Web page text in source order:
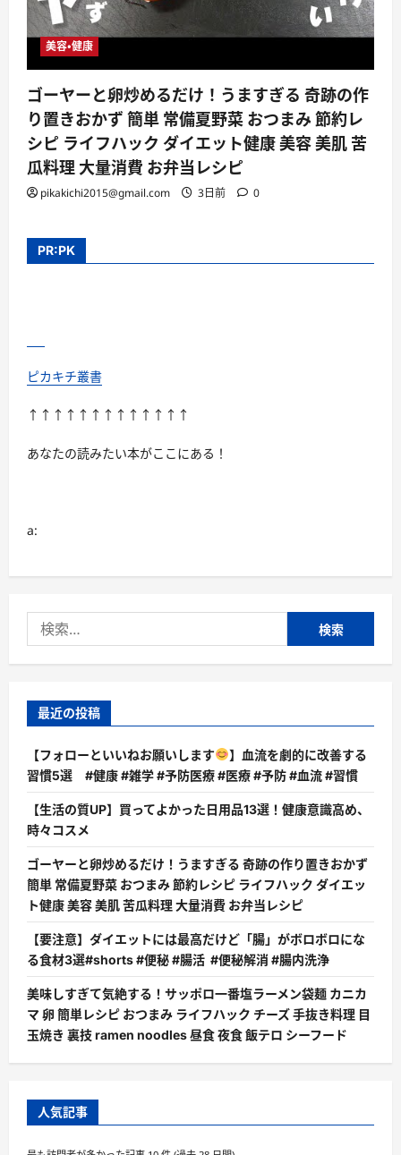
美容・健康
ゴーヤーと卵炒めるだけ！うますぎる 奇跡の作
り置きおかず 簡単 常備夏野菜 おつまみ 節約レ
シピ ライフハック ダイエット健康 美容 美肌 苦
瓜料理 大量消費 お弁当レシピ
pikakichi2015@gmail.com 3日前 0
PR:PK
ピカキチ叢書
↑↑↑↑↑↑↑↑↑↑↑↑↑
あなたの読みたい本がここにある！
a:
索:
最近の投稿
【フォローといいねお願いします
】血流を劇的に改善する
習慣5選 #健康 #雑学 #予防医療 #医療 #予防 #血流 #習慣
【生活の質UP】買ってよかった日用品13選！健康意識高め、
時々コスメ
ゴーヤーと卵炒めるだけ！うますぎる 奇跡の作り置きおかず
簡単 常備夏野菜 おつまみ 節約レシピ ライフハック ダイエッ
ト健康 美容 美肌 苦瓜料理 大量消費 お弁当レシピ
【要注意】ダイエットには最高だけど「腸」がボロボロにな
る食材3選#shorts #便秘 #腸活 #便秘解消 #腸内洗浄
美味しすぎて気絶する！サッポロ一番塩ラーメン袋麺 カニカ
マ 卵 簡単レシピ おつまみ ライフハック チーズ 手抜き料理 目
玉焼き 裏技 ramen noodles 昼食 夜食 飯テロ シーフード
人気記事